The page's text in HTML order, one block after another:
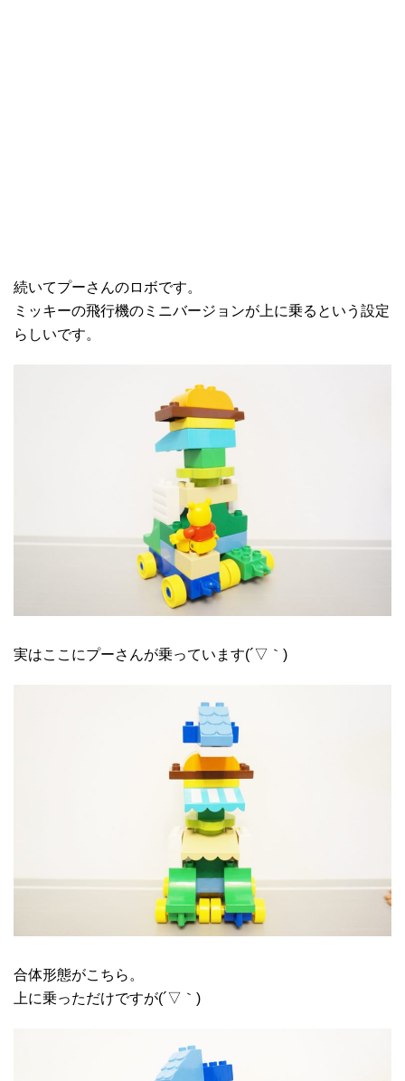
続いてプーさんのロボです。
ミッキーの飛行機のミニバージョンが上に乗るという設定
らしいです。
実はここにプーさんが乗っています(´▽｀)
合体形態がこちら。
上に乗っただけですが(´▽｀)